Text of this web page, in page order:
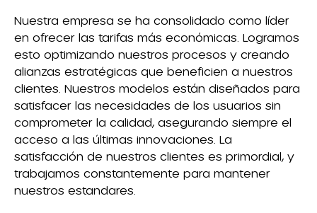
Nuestra empresa se ha consolidado como líder
en ofrecer las tarifas más económicas. Logramos
esto optimizando nuestros procesos y creando
alianzas estratégicas que beneficien a nuestros
clientes. Nuestros modelos están diseñados para
satisfacer las necesidades de los usuarios sin
comprometer la calidad, asegurando siempre el
acceso a las últimas innovaciones. La
satisfacción de nuestros clientes es primordial, y
trabajamos constantemente para mantener
nuestros estandares.